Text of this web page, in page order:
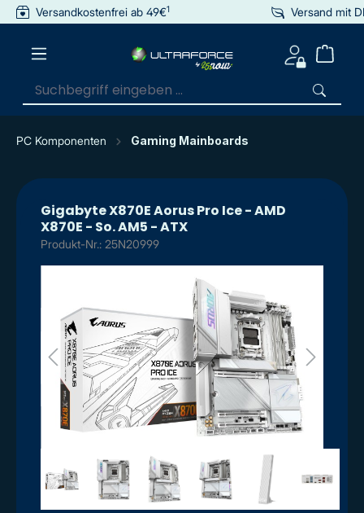
springen
Versandkostenfrei ab 49€1 Versand mit
PC Komponenten Gaming Mainboards
Gigabyte X870E Aorus Pro Ice - AMD
X870E - So. AM5 - ATX
Produkt-Nr.: 25N20999